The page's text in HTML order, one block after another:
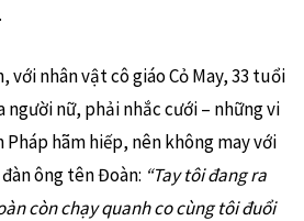
nhân vật cô giáo Cỏ May, 33 tuổi
người nữ, phải nhắc cưới – những vi
hãm hiếp, nên không may với
ông tên Đoàn: “Tay tôi đang ra
còn chạy quanh co cùng tôi đuổi